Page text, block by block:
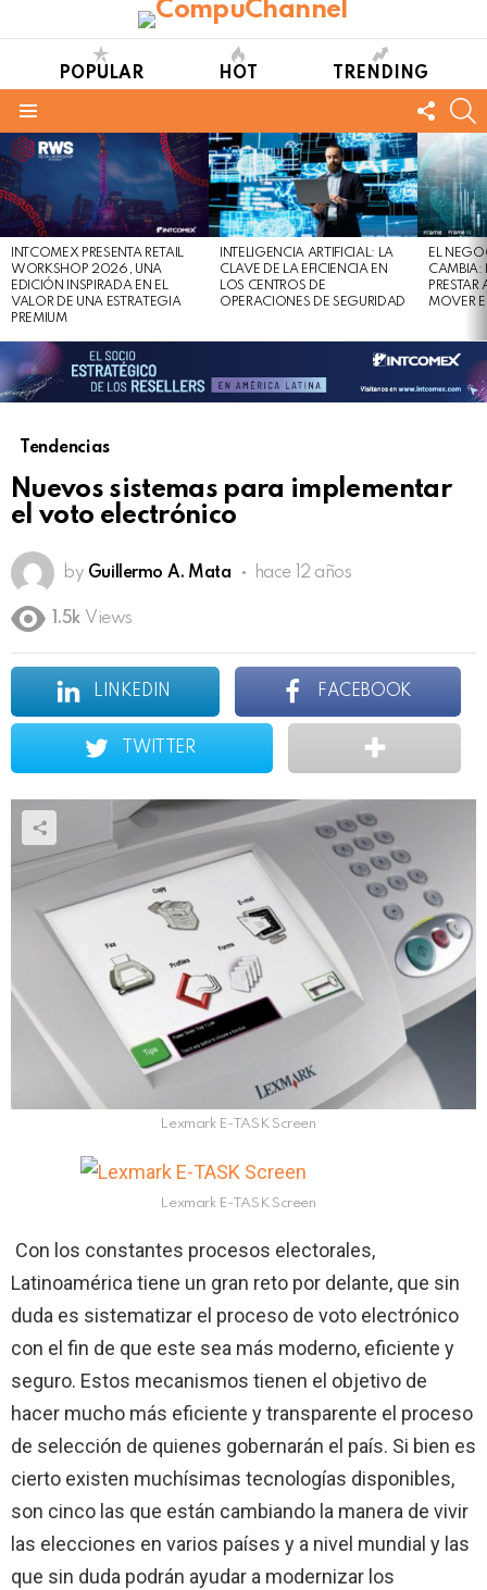
POPULAR HOT TRENDING
US
LATEST
STORIES
INTCOMEX PRESENTA RETAIL
WORKSHOP 2026, UNA
EDICIÓN INSPIRADA EN EL
VALOR DE UNA ESTRATEGIA
PREMIUM
INTELIGENCIA ARTIFICIAL: LA
CLAVE DE LA EFICIENCIA EN
LOS CENTROS DE
OPERACIONES DE SEGURIDAD
EL
CAMBIA:
MOVER
Tendencias
Nuevos sistemas para implementar
el voto electrónico
by Guillermo A. Mata hace 12 años
1.5k Views
LINKEDIN FACEBOOK
TWITTER
Lexmark E-TASK Screen
Lexmark E-TASK Screen
Con los constantes procesos electorales,
Latinoamérica tiene un gran reto por delante, que sin
duda es sistematizar el proceso de voto electrónico
con el fin de que este sea más moderno, eficiente y
seguro. Estos mecanismos tienen el objetivo de
hacer mucho más eficiente y transparente el proceso
de selección de quienes gobernarán el país. Si bien es
cierto existen muchísimas tecnologías disponibles,
son cinco las que están cambiando la manera de vivir
las elecciones en varios países y a nivel mundial y las
que sin duda podrán ayudar a modernizar los